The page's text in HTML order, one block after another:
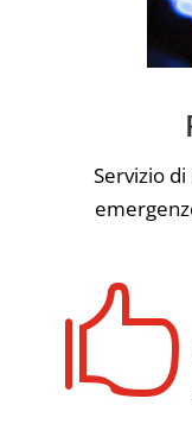
Servizio
